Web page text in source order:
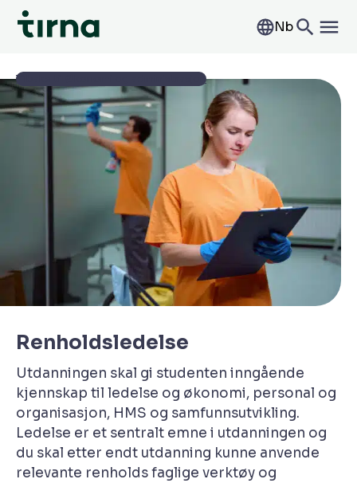
Nb
Renholdsledelse
Utdanningen skal gi studenten inngående
kjennskap til ledelse og økonomi, personal og
organisasjon, HMS og samfunnsutvikling.
Ledelse er et sentralt emne i utdanningen og
du skal etter endt utdanning kunne anvende
relevante renholds faglige verktøy og
Tilbake til Økonomi og administrasjon